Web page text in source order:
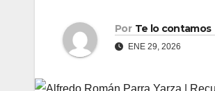
Por Te lo contamos
ENE 29, 2026